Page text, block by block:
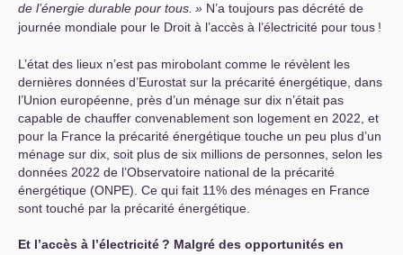
de l’énergie durable pour tous. » N’a toujours pas décrété de
journée mondiale pour le Droit à l’accès à l’électricité pour tous !
L’état des lieux n’est pas mirobolant comme le révèlent les
dernières données d’Eurostat sur la précarité énergétique, dans
l’Union européenne, près d’un ménage sur dix n’était pas
capable de chauffer convenablement son logement en 2022, et
pour la France la précarité énergétique touche un peu plus d’un
ménage sur dix, soit plus de six millions de personnes, selon les
données 2022 de l’Observatoire national de la précarité
énergétique (ONPE). Ce qui fait 11% des ménages en France
sont touché par la précarité énergétique.
Et l’accès à l’électricité? Malgré des opportunités en